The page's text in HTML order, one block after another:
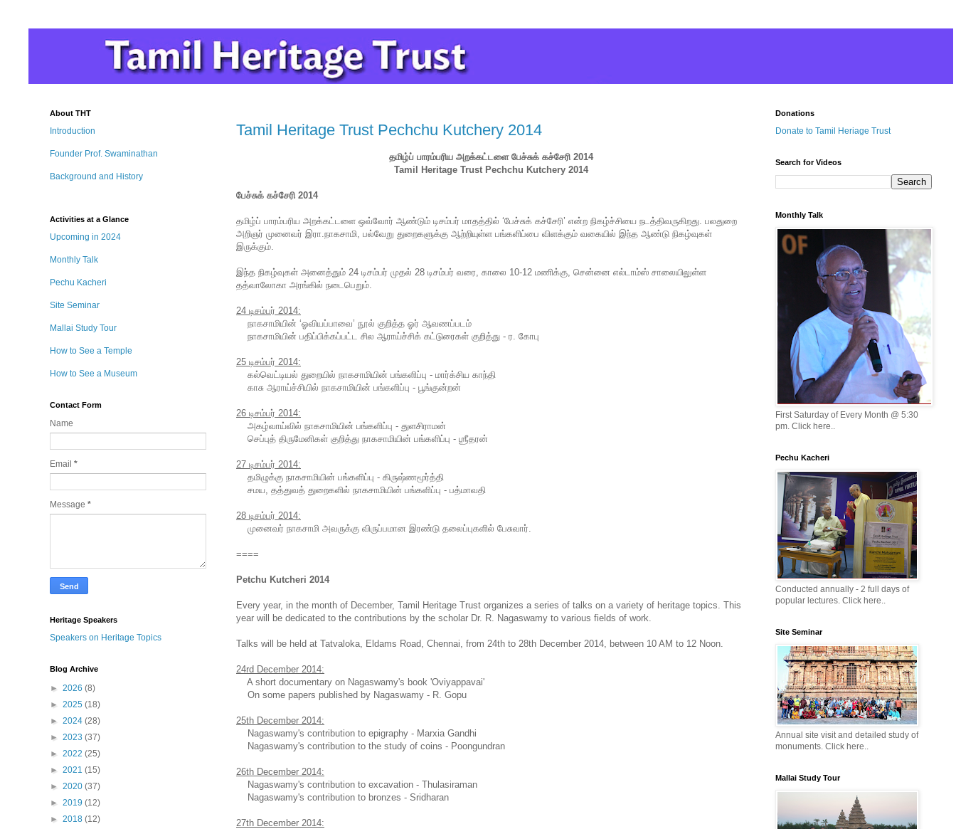
Tamil Heritage Trust Pechchu Kutchery 2014
தமிழ்ப் பாரம்பரிய அறக்கட்டளை பேச்சுக் கச்சேரி 2014
Tamil Heritage Trust Pechchu Kutchery 2014
பேச்சுக் கச்சேரி 2014
தமிழ்ப் பாரம்பரிய அறக்கட்டளை ஒவ்வோர் ஆண்டும் டிசம்பர் மாதத்தில் ‘பேச்சுக் கச்சேரி’ என்ற நிகழ்ச்சியை நடத்திவருகிறது. பலதுறை
அறிஞர் முனைவர் இரா.நாகசாமி, பல்வேறு துறைகளுக்கு ஆற்றியுள்ள பங்களிப்பை விளக்கும் வகையில் இந்த ஆண்டு நிகழ்வுகள்
இருக்கும்.
இந்த நிகழ்வுகள் அனைத்தும் 24 டிசம்பர் முதல் 28 டிசம்பர் வரை, காலை 10-12 மணிக்கு, சென்னை எல்டாம்ஸ் சாலையிலுள்ள
தத்வாலோகா அரங்கில் நடைபெறும்.
24 டிசம்பர் 2014:
நாகசாமியின் ‘ஓவியப்பாவை’ நூல் குறித்த ஓர் ஆவணப்படம்
நாகசாமியின் பதிப்பிக்கப்பட்ட சில ஆராய்ச்சிக் கட்டுரைகள் குறித்து - ர. கோபு
25 டிசம்பர் 2014:
கல்வெட்டியல் துறையில் நாகசாமியின் பங்களிப்பு - மார்க்சிய காந்தி
காசு ஆராய்ச்சியில் நாகசாமியின் பங்களிப்பு - பூங்குன்றன்
26 டிசம்பர் 2014:
அகழ்வாய்வில் நாகசாமியின் பங்களிப்பு - துளசிராமன்
செப்புத் திருமேனிகள் குறித்து நாகசாமியின் பங்களிப்பு - ஶ்ரீதரன்
27 டிசம்பர் 2014:
தமிழுக்கு நாகசாமியின் பங்களிப்பு - கிருஷ்ணமூர்த்தி
சமய, தத்துவத் துறைகளில் நாகசாமியின் பங்களிப்பு - பத்மாவதி
28 டிசம்பர் 2014:
முனைவர் நாகசாமி அவருக்கு விருப்பமான இரண்டு தலைப்புகளில் பேசுவார்.
====
Petchu Kutcheri 2014
Every year, in the month of December, Tamil Heritage Trust organizes a series of talks on a variety of heritage topics. This
year will be dedicated to the contributions by the scholar Dr. R. Nagaswamy to various fields of work.
Talks will be held at Tatvaloka, Eldams Road, Chennai, from 24th to 28th December 2014, between 10 AM to 12 Noon.
24rd December 2014:
A short documentary on Nagaswamy's book 'Oviyappavai'
On some papers published by Nagaswamy - R. Gopu
25th December 2014:
Nagaswamy's contribution to epigraphy - Marxia Gandhi
Nagaswamy's contribution to the study of coins - Poongundran
26th December 2014:
Nagaswamy's contribution to excavation - Thulasiraman
Nagaswamy's contribution to bronzes - Sridharan
27th December 2014:
About THT
Introduction
Founder Prof. Swaminathan
Background and History
Activities at a Glance
Upcoming in 2024
Monthly Talk
Pechu Kacheri
Site Seminar
Mallai Study Tour
How to See a Temple
How to See a Museum
Contact Form
Name
Email *
Message *
Heritage Speakers
Speakers on Heritage Topics
Blog Archive
► 2026 (8)
► 2025 (18)
► 2024 (28)
► 2023 (37)
► 2022 (25)
► 2021 (15)
► 2020 (37)
► 2019 (12)
► 2018 (12)
Donations
Donate to Tamil Heriage Trust
Search for Videos
Monthly Talk
First Saturday of Every Month @ 5:30
pm. Click here..
Pechu Kacheri
Conducted annually - 2 full days of
popular lectures. Click here..
Site Seminar
Annual site visit and detailed study of
monuments. Click here..
Mallai Study Tour